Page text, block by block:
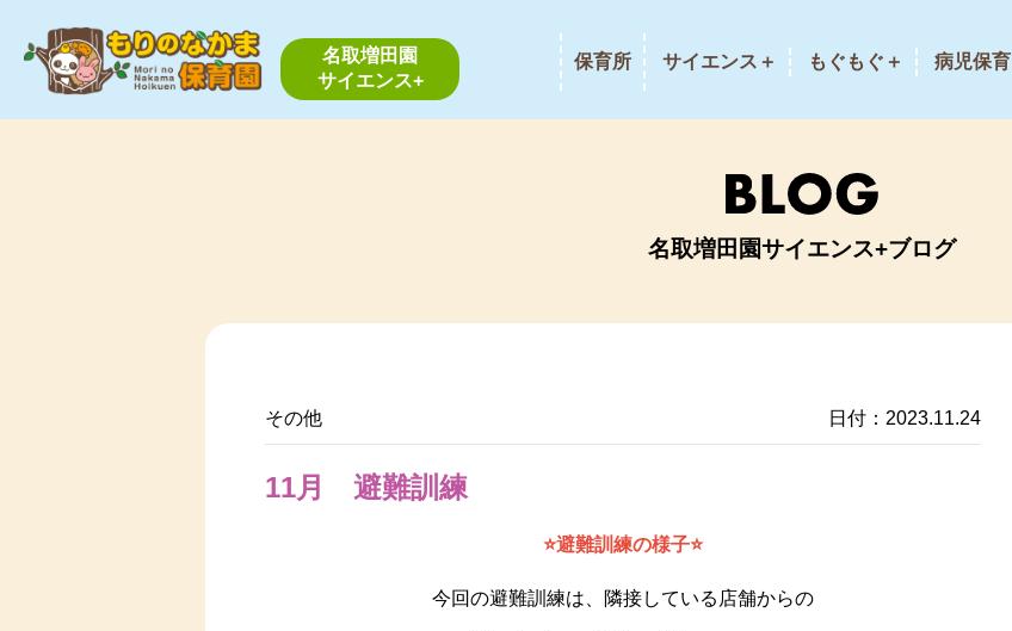
名取増田園
サイエンス+
保育所 サイエンス＋ もぐもぐ＋ 病児保育
名取増田園サイエンス+ブログ
その他 日付：2023.11.24
11月 避難訓練
⭐️避難訓練の様子⭐️
今回の避難訓練は、隣接している店舗からの